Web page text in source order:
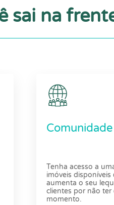
sai na
Tenha acesso a
imóveis
aumenta o seu
clientes por não ter
momento.